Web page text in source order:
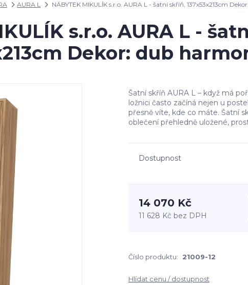
AURA L NÁBYTEK MIKULÍK s.r.o. AURA L - šatní skříň, 137x53x213cm
s.r.o. AURA L -
Dekor: dub
Šatní skříň AURA L – když má
ložnici často začíná nejen u
přesně víte, kde co máte. Šatní
oblečení přehledně uložené,
Dostupnost
14 070 Kč
11 628 Kč bez DPH
Číslo produktu: 21009-12
Hlídat cenu / dostupnost